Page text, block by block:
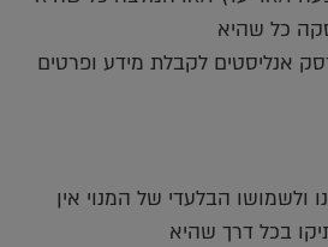
כל שהיא
אנליסטים לקבלת מידע ופרטים
ולשמושו הבלעדי של המנוי אין
בכל דרך שהיא